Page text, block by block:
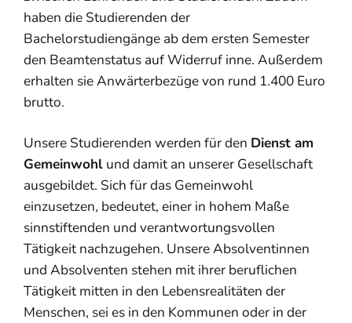
haben die Studierenden der
Bachelorstudiengänge ab dem ersten Semester
den Beamtenstatus auf Widerruf inne. Außerdem
erhalten sie Anwärterbezüge von rund 1.400 Euro
brutto.
Unsere Studierenden werden für den Dienst am
Gemeinwohl und damit an unserer Gesellschaft
ausgebildet. Sich für das Gemeinwohl
einzusetzen, bedeutet, einer in hohem Maße
sinnstiftenden und verantwortungsvollen
Tätigkeit nachzugehen. Unsere Absolventinnen
und Absolventen stehen mit ihrer beruflichen
Tätigkeit mitten in den Lebensrealitäten der
Menschen, sei es in den Kommunen oder in der